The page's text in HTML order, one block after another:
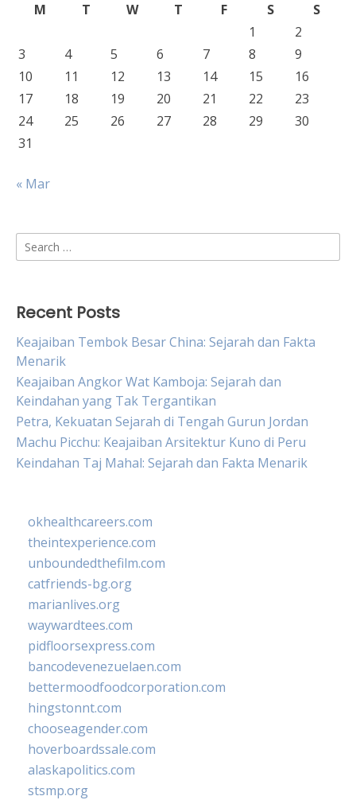
M
T W T F S
S
1
2
3
4 5 6 7 8
9
10
11 12 13 14 15
16
17
18 19 20 21 22
23
24
25 26 27 28 29
30
31
« Mar
Search
for:
Recent Posts
Keajaiban Tembok Besar China: Sejarah dan Fakta
Menarik
Keajaiban Angkor Wat Kamboja: Sejarah dan
Keindahan yang Tak Tergantikan
Petra, Kekuatan Sejarah di Tengah Gurun Jordan
Machu Picchu: Keajaiban Arsitektur Kuno di Peru
Keindahan Taj Mahal: Sejarah dan Fakta Menarik
okhealthcareers.com
theintexperience.com
unboundedthefilm.com
catfriends-bg.org
marianlives.org
waywardtees.com
pidfloorsexpress.com
bancodevenezuelaen.com
bettermoodfoodcorporation.com
hingstonnt.com
chooseagender.com
hoverboardssale.com
alaskapolitics.com
stsmp.org